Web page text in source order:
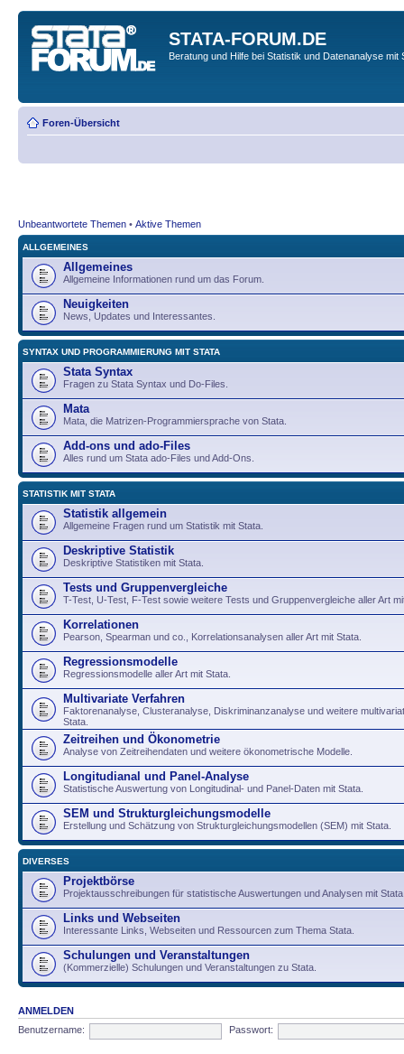
STATA-FORUM.DE
Beratung und Hilfe bei Statistik und Datenanalyse mit
Foren-Übersicht
Unbeantwortete Themen • Aktive Themen
ALLGEMEINES
Allgemeines
Allgemeine Informationen rund um das Forum.
Neuigkeiten
News, Updates und Interessantes.
SYNTAX UND PROGRAMMIERUNG MIT STATA
Stata Syntax
Fragen zu Stata Syntax und Do-Files.
Mata
Mata, die Matrizen-Programmiersprache von Stata.
Add-ons und ado-Files
Alles rund um Stata ado-Files und Add-Ons.
STATISTIK MIT STATA
Statistik allgemein
Allgemeine Fragen rund um Statistik mit Stata.
Deskriptive Statistik
Deskriptive Statistiken mit Stata.
Tests und Gruppenvergleiche
T-Test, U-Test, F-Test sowie weitere Tests und Gruppenvergleiche aller Art
Korrelationen
Pearson, Spearman und co., Korrelationsanalysen aller Art mit Stata.
Regressionsmodelle
Regressionsmodelle aller Art mit Stata.
Multivariate Verfahren
Faktorenanalyse, Clusteranalyse, Diskriminanzanalyse und weitere
Stata.
Zeitreihen und Ökonometrie
Analyse von Zeitreihendaten und weitere ökonometrische Modelle.
Longitudianal und Panel-Analyse
Statistische Auswertung von Longitudinal- und Panel-Daten mit Stata.
SEM und Strukturgleichungsmodelle
Erstellung und Schätzung von Strukturgleichungsmodellen (SEM) mit Stata.
DIVERSES
Projektbörse
Projektausschreibungen für statistische Auswertungen und Analysen mit
Links und Webseiten
Interessante Links, Webseiten und Ressourcen zum Thema Stata.
Schulungen und Veranstaltungen
(Kommerzielle) Schulungen und Veranstaltungen zu Stata.
ANMELDEN
Benutzername:
Passwort: